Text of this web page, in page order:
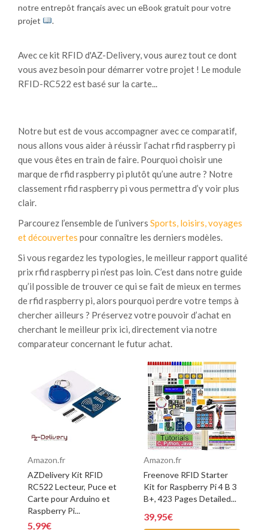
notre entrepôt français avec un eBook gratuit pour votre
projet
.
Avec ce kit RFID d'AZ-Delivery, vous aurez tout ce dont
vous avez besoin pour démarrer votre projet ! Le module
RFID-RC522 est basé sur la carte...
Notre but est de vous accompagner avec ce comparatif,
nous allons vous aider à réussir l’achat rfid raspberry pi
que vous êtes en train de faire. Pourquoi choisir une
marque de rfid raspberry pi plutôt qu’une autre ? Notre
classement rfid raspberry pi vous permettra d’y voir plus
clair.
Parcourez l’ensemble de l’univers Sports, loisirs, voyages
et découvertes pour connaître les derniers modèles.
Si vous regardez les typologies, le meilleur rapport qualité
prix rfid raspberry pi n’est pas loin. C’est dans notre guide
qu’il possible de trouver ce qui se fait de mieux en termes
de rfid raspberry pi, alors pourquoi perdre votre temps à
chercher ailleurs ? Préservez votre pouvoir d’achat en
cherchant le meilleur prix ici, directement via notre
comparateur concernant le futur achat.
Amazon.fr
AZDelivery Kit RFID
RC522 Lecteur, Puce et
Carte pour Arduino et
Raspberry Pi...
5,99€
Amazon.fr
Freenove RFID Starter
Kit for Raspberry Pi 4 B 3
B+, 423 Pages Detailed...
39,95€